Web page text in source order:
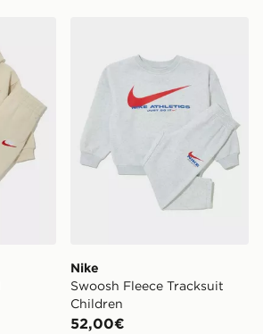
Nike
Swoosh Fleece Tracksuit
Children
52,00€